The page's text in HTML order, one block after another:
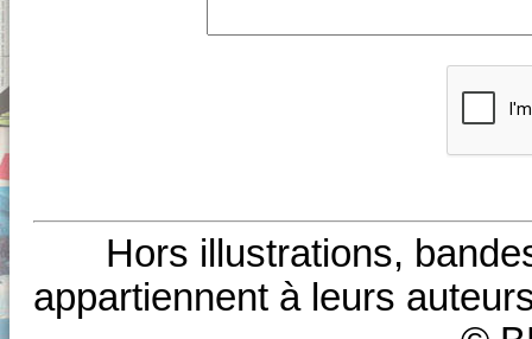
Hors illustrations,
appartiennent à leurs